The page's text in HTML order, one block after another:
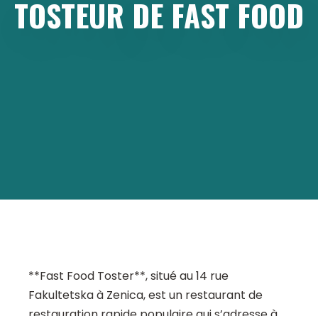
TOSTEUR DE FAST FOOD
**Fast Food Toster**, situé au 14 rue
Fakultetska à Zenica, est un restaurant de